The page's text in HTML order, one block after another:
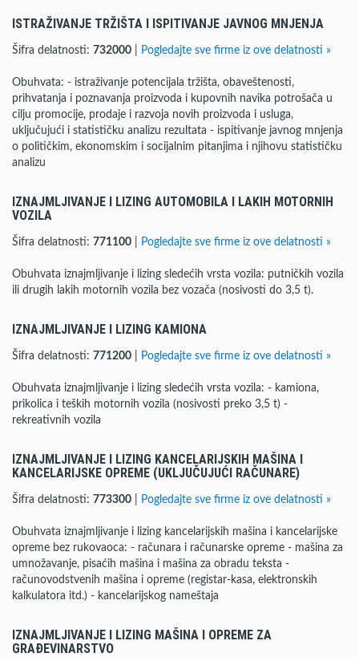
ISTRAŽIVANJE TRŽIŠTA I ISPITIVANJE JAVNOG MNJENJA
Šifra delatnosti: 732000 Pogledajte sve firme iz ove delatnosti »
Obuhvata: - istraživanje potencijala tržišta, obaveštenosti,
prihvatanja i poznavanja proizvoda i kupovnih navika potrošača u
cilju promocije, prodaje i razvoja novih proizvoda i usluga,
uključujući i statističku analizu rezultata - ispitivanje javnog mnjenja
o političkim, ekonomskim i socijalnim pitanjima i njihovu statističku
analizu
IZNAJMLJIVANJE I LIZING AUTOMOBILA I LAKIH MOTORNIH
VOZILA
Šifra delatnosti: 771100 Pogledajte sve firme iz ove delatnosti »
Obuhvata iznajmljivanje i lizing sledećih vrsta vozila: putničkih vozila
ili drugih lakih motornih vozila bez vozača (nosivosti do 3,5 t).
IZNAJMLJIVANJE I LIZING KAMIONA
Šifra delatnosti: 771200 Pogledajte sve firme iz ove delatnosti »
Obuhvata iznajmljivanje i lizing sledećih vrsta vozila: - kamiona,
prikolica i teških motornih vozila (nosivosti preko 3,5 t) -
rekreativnih vozila
IZNAJMLJIVANJE I LIZING KANCELARIJSKIH MAŠINA I
KANCELARIJSKE OPREME (UKLJUČUJUĆI RAČUNARE)
Šifra delatnosti: 773300 Pogledajte sve firme iz ove delatnosti »
Obuhvata iznajmljivanje i lizing kancelarijskih mašina i kancelarijske
opreme bez rukovaoca: - računara i računarske opreme - mašina za
umnožavanje, pisaćih mašina i mašina za obradu teksta -
računovodstvenih mašina i opreme (registar-kasa, elektronskih
kalkulatora itd.) - kancelarijskog nameštaja
IZNAJMLJIVANJE I LIZING MAŠINA I OPREME ZA
GRAĐEVINARSTVO